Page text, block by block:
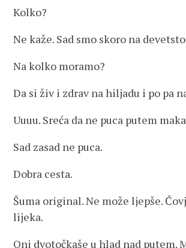
Kolko?
Ne kaže. Sad smo skoro na
Na kolko moramo?
Da si živ i zdrav na hiljadu i po pa
Uuuu. Sreća da ne puca putem
Sad zasad ne puca.
Dobra cesta.
Šuma original. Ne može ljepše.
lijeka.
Oni dvotočkaše u hlad nad putem.